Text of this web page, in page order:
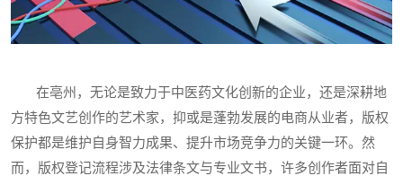
在亳州，无论是致力于中医药文化创新的企业，还是深耕地
方特色文艺创作的艺术家，抑或是蓬勃发展的电商从业者，版权
保护都是维护自身智力成果、提升市场竞争力的关键一环。然
而，版权登记流程涉及法律条文与专业文书，许多创作者面对自